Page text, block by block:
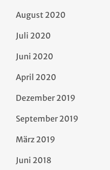
August 2020
Juli 2020
Juni 2020
April 2020
Dezember 2019
September 2019
März 2019
Juni 2018